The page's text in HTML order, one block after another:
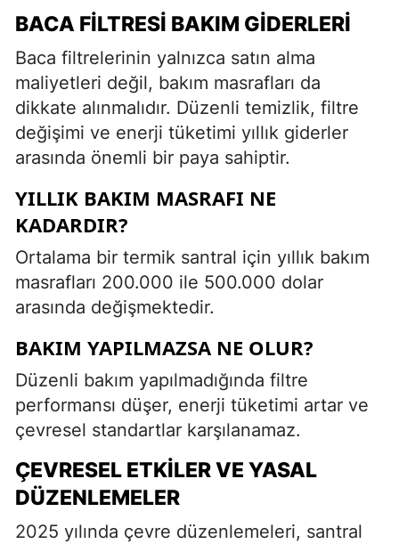
BACA FILTRESI BAKIM GIDERLERI
Baca filtrelerinin yalnızca satın alma
maliyetleri değil, bakım masrafları da
dikkate alınmalıdır. Düzenli temizlik, filtre
değişimi ve enerji tüketimi yıllık giderler
arasında önemli bir paya sahiptir.
YILLIK BAKIM MASRAFI NE
KADARDIR?
Ortalama bir termik santral için yıllık bakım
masrafları 200.000 ile 500.000 dolar
arasında değişmektedir.
BAKIM YAPILMAZSA NE OLUR?
Düzenli bakım yapılmadığında filtre
performansı düşer, enerji tüketimi artar ve
çevresel standartlar karşılanamaz.
ÇEVRESEL ETKILER VE YASAL
DÜZENLEMELER
2025 yılında çevre düzenlemeleri, santral